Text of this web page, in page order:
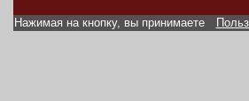
Нажимая на кнопку, вы принимаете